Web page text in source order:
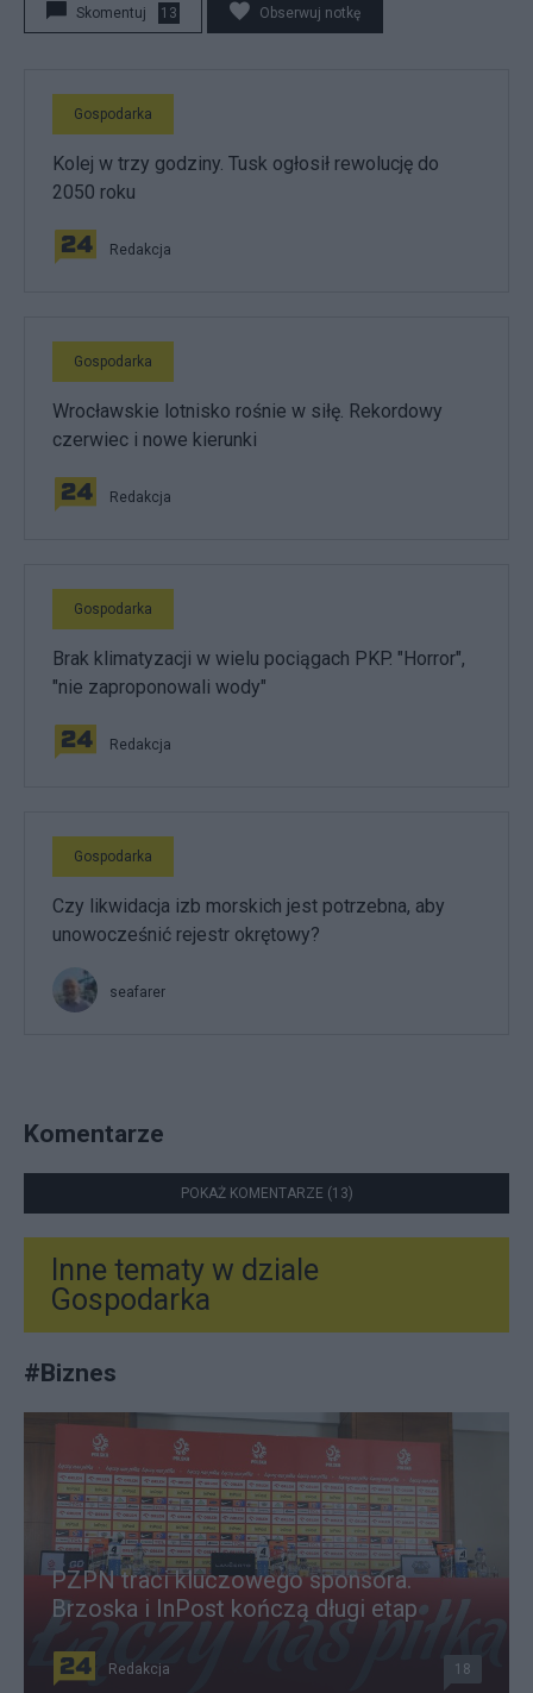
Skomentuj 13 Obserwuj notkę
Gospodarka
Kolej w trzy godziny. Tusk ogłosił rewolucję do
2050 roku
Redakcja
Gospodarka
Wrocławskie lotnisko rośnie w siłę. Rekordowy
czerwiec i nowe kierunki
Redakcja
Gospodarka
Brak klimatyzacji w wielu pociągach PKP. "Horror",
"nie zaproponowali wody"
Redakcja
Gospodarka
Czy likwidacja izb morskich jest potrzebna, aby
unowocześnić rejestr okrętowy?
seafarer
Komentarze
POKAŻ KOMENTARZE (13)
Inne tematy w dziale
Gospodarka
#Biznes
PZPN traci kluczowego sponsora.
Brzoska i InPost kończą długi etap
Redakcja 18